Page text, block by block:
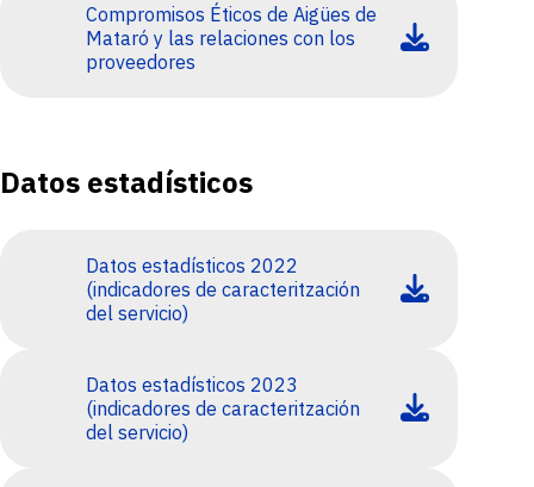
Compromisos Éticos de Aigües de
Mataró y las relaciones con los
proveedores
Datos estadísticos
Datos estadísticos 2022
(indicadores de caracteritzación
del servicio)
Datos estadísticos 2023
(indicadores de caracteritzación
del servicio)